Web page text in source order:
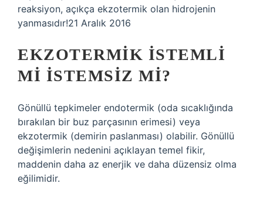
reaksiyon, açıkça ekzotermik olan hidrojenin
yanmasıdır!21 Aralık 2016
EKZOTERMIK ISTEMLI
MI ISTEMSIZ MI?
Gönüllü tepkimeler endotermik (oda sıcaklığında
bırakılan bir buz parçasının erimesi) veya
ekzotermik (demirin paslanması) olabilir. Gönüllü
değişimlerin nedenini açıklayan temel fikir,
maddenin daha az enerjik ve daha düzensiz olma
eğilimidir.